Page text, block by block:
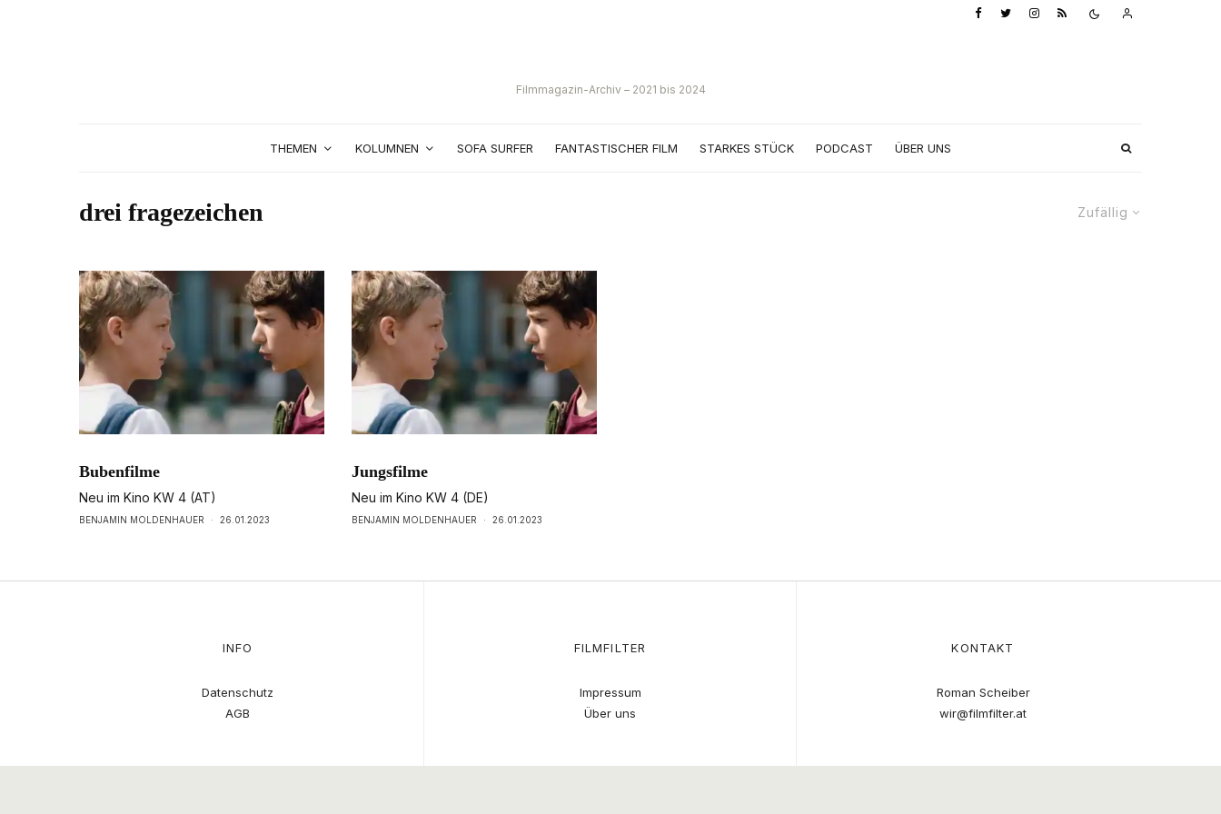
Filmmagazin-Archiv – 2021 bis 2024
THEMEN KOLUMNEN SOFA SURFER FANTASTISCHER FILM STARKES STÜCK PODCAST ÜBER UNS
Zufällig
drei fragezeichen
Bubenfilme
Neu im Kino KW 4 (AT)
BENJAMIN MOLDENHAUER · 26.01.2023
Jungsfilme
Neu im Kino KW 4 (DE)
BENJAMIN MOLDENHAUER · 26.01.2023
INFO
Datenschutz
AGB
FILMFILTER
Impressum
Über uns
KONTAKT
Roman Scheiber
wir@filmfilter.at